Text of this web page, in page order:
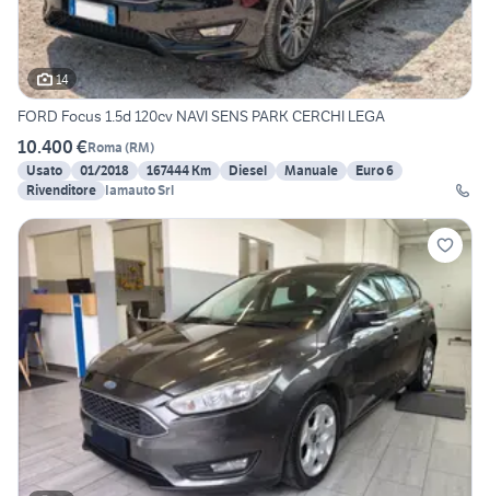
14
FORD Focus 1.5d 120cv NAVI SENS PARK CERCHI LEGA
10.400 €Roma (RM)
Usato
01/2018 167444 Km Diesel Manuale
Euro 6
Rivenditore Iamauto Srl